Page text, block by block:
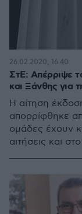
ΣτΕ: Απέρριψε
και Ξάνθης για
Η αίτηση
απορρίφθηκε
ομάδες έχουν
αιτήσεις και
26.02.2020, 16:40